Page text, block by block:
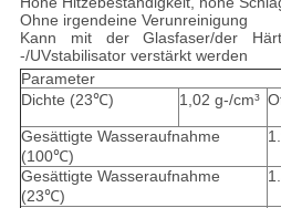
Ohne irgendeine Verunreinigung
Kann mit der Glasfaser/der
-/UVstabilisator verstärkt werden
Parameter
Dichte (23℃)
1,02 g-/cm³
Gesättigte Wasseraufnahme
(100℃)
Gesättigte Wasseraufnahme
(23℃)